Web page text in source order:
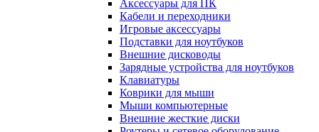
Аксессуары для ПК
Кабели и переходники
Игровые аксессуары
Подставки для ноутбуков
Внешние дисководы
Зарядные устройства для ноутбуков
Клавиатуры
Коврики для мыши
Мыши компьютерные
Внешние жесткие диски